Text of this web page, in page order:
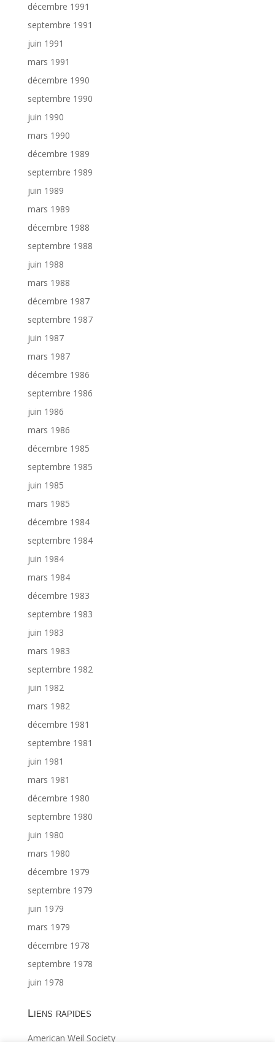
décembre 1991
septembre 1991
juin 1991
mars 1991
décembre 1990
septembre 1990
juin 1990
mars 1990
décembre 1989
septembre 1989
juin 1989
mars 1989
décembre 1988
septembre 1988
juin 1988
mars 1988
décembre 1987
septembre 1987
juin 1987
mars 1987
décembre 1986
septembre 1986
juin 1986
mars 1986
décembre 1985
septembre 1985
juin 1985
mars 1985
décembre 1984
septembre 1984
juin 1984
mars 1984
décembre 1983
septembre 1983
juin 1983
mars 1983
septembre 1982
juin 1982
mars 1982
décembre 1981
septembre 1981
juin 1981
mars 1981
décembre 1980
septembre 1980
juin 1980
mars 1980
décembre 1979
septembre 1979
juin 1979
mars 1979
décembre 1978
septembre 1978
juin 1978
Liens rapides
American Weil Society